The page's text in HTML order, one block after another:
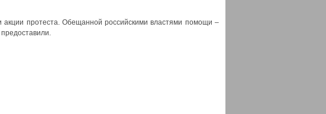
протеста. Обещанной российскими властями помощи –